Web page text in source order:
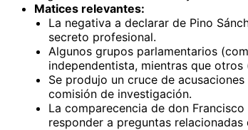
Matices relevantes:
La negativa a declarar de Pino
secreto profesional.
Algunos grupos parlamentarios
independentista, mientras que
Se produjo un cruce de
comisión de investigación.
La comparecencia de don
responder a preguntas